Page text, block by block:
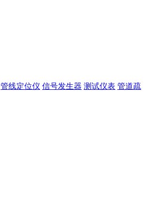
管线定位仪 信号发生器 测试仪表 管道疏